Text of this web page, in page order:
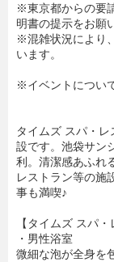
※東京都からの要
明書の提示をお願
※混雑状況により
います。
※イベントについ
タイムズ スパ・
設です。池袋サン
利。清潔感あふれ
レストラン等の施
事も満喫♪
【タイムズ スパ
・男性浴室
微細な泡が全身を